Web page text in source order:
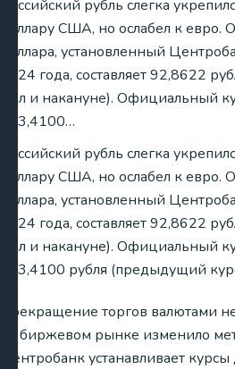
Российский рубль слегка
доллару США, но ослабел к
доллара, установленный
2024 года, составляет 92,8622
был и накануне). Официальный
103,4100…
Российский рубль слегка
доллару США, но ослабел к
доллара, установленный
2024 года, составляет 92,8622
был и накануне). Официальный
103,4100 рубля (предыдущий
Прекращение торгов валютами
на биржевом рынке изменило
Центробанк устанавливает